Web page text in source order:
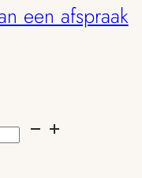
een afspraak